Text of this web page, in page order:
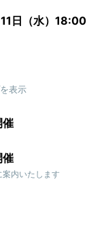
日（水）18:00
表示
催
催
内いたします